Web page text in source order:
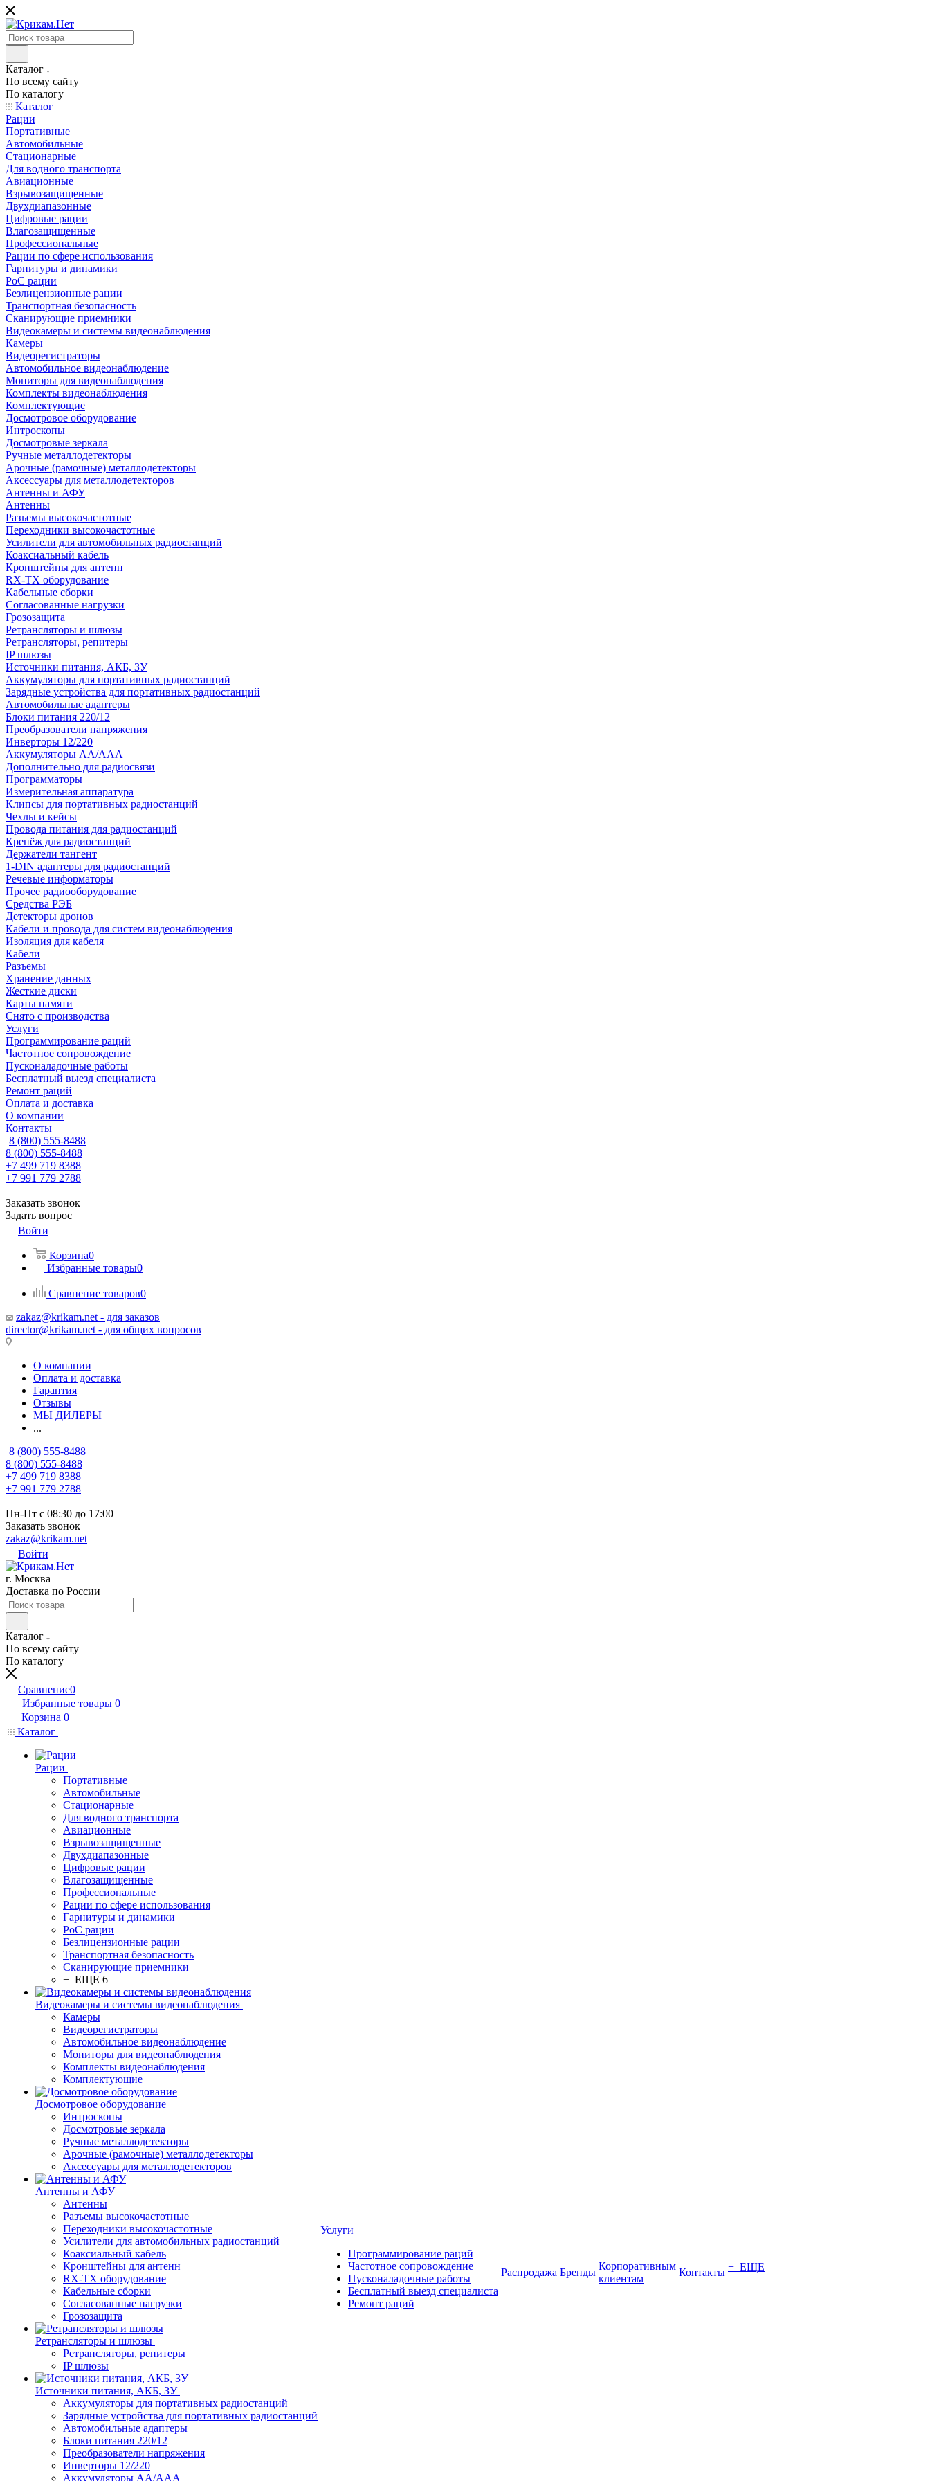
Каталог
По всему сайту
По каталогу
Каталог
Рации
Портативные
Автомобильные
Стационарные
Для водного транспорта
Авиационные
Взрывозащищенные
Двухдиапазонные
Цифровые рации
Влагозащищенные
Профессиональные
Рации по сфере использования
Гарнитуры и динамики
PoC рации
Безлицензионные рации
Транспортная безопасность
Сканирующие приемники
Видеокамеры и системы видеонаблюдения
Камеры
Видеорегистраторы
Автомобильное видеонаблюдение
Мониторы для видеонаблюдения
Комплекты видеонаблюдения
Комплектующие
Досмотровое оборудование
Интроскопы
Досмотровые зеркала
Ручные металлодетекторы
Арочные (рамочные) металлодетекторы
Аксессуары для металлодетекторов
Антенны и АФУ
Антенны
Разъемы высокочастотные
Переходники высокочастотные
Усилители для автомобильных радиостанций
Коаксиальный кабель
Кронштейны для антенн
RX-TX оборудование
Кабельные сборки
Согласованные нагрузки
Грозозащита
Ретрансляторы и шлюзы
Ретрансляторы, репитеры
IP шлюзы
Источники питания, АКБ, ЗУ
Аккумуляторы для портативных радиостанций
Зарядные устройства для портативных радиостанций
Автомобильные адаптеры
Блоки питания 220/12
Преобразователи напряжения
Инверторы 12/220
Аккумуляторы АА/ААА
Дополнительно для радиосвязи
Программаторы
Измерительная аппаратура
Клипсы для портативных радиостанций
Чехлы и кейсы
Провода питания для радиостанций
Крепёж для радиостанций
Держатели тангент
1-DIN адаптеры для радиостанций
Речевые информаторы
Прочее радиооборудование
Средства РЭБ
Детекторы дронов
Кабели и провода для систем видеонаблюдения
Изоляция для кабеля
Кабели
Разъемы
Хранение данных
Жесткие диски
Карты памяти
Снято с производства
Услуги
Программирование раций
Частотное сопровождение
Пусконаладочные работы
Бесплатный выезд специалиста
Ремонт раций
Оплата и доставка
О компании
Контакты
8 (800) 555-8488
8 (800) 555-8488
+7 499 719 8388
+7 991 779 2788
Заказать звонок
Задать вопрос
Войти
Корзина0
Избранные товары0
Сравнение товаров0
zakaz@krikam.net - для заказов
director@krikam.net - для общих вопросов
О компании
Оплата и доставка
Гарантия
Отзывы
МЫ ДИЛЕРЫ
...
8 (800) 555-8488
8 (800) 555-8488
+7 499 719 8388
+7 991 779 2788
Пн-Пт с 08:30 до 17:00
Заказать звонок
zakaz@krikam.net
Войти
г. Москва
Доставка по России
Каталог
По всему сайту
По каталогу
Сравнение0
Избранные товары 0
Корзина 0
Каталог
Рации
Портативные
Автомобильные
Стационарные
Для водного транспорта
Авиационные
Взрывозащищенные
Двухдиапазонные
Цифровые рации
Влагозащищенные
Профессиональные
Рации по сфере использования
Гарнитуры и динамики
PoC рации
Безлицензионные рации
Транспортная безопасность
Сканирующие приемники
+ ЕЩЕ 6
Видеокамеры и системы видеонаблюдения
Камеры
Видеорегистраторы
Автомобильное видеонаблюдение
Мониторы для видеонаблюдения
Комплекты видеонаблюдения
Комплектующие
Досмотровое оборудование
Интроскопы
Досмотровые зеркала
Ручные металлодетекторы
Арочные (рамочные) металлодетекторы
Аксессуары для металлодетекторов
Антенны и АФУ
Антенны
Разъемы высокочастотные
Переходники высокочастотные
Усилители для автомобильных радиостанций
Коаксиальный кабель
Кронштейны для антенн
RX-TX оборудование
Кабельные сборки
Согласованные нагрузки
Грозозащита
Ретрансляторы и шлюзы
Ретрансляторы, репитеры
IP шлюзы
Источники питания, АКБ, ЗУ
Аккумуляторы для портативных радиостанций
Зарядные устройства для портативных радиостанций
Автомобильные адаптеры
Блоки питания 220/12
Преобразователи напряжения
Инверторы 12/220
Аккумуляторы АА/ААА
Услуги
Программирование раций
Частотное сопровождение
Пусконаладочные работы
Бесплатный выезд специалиста
Ремонт раций
Распродажа Бренды
Корпоративным
клиентам
Контакты + ЕЩЕ